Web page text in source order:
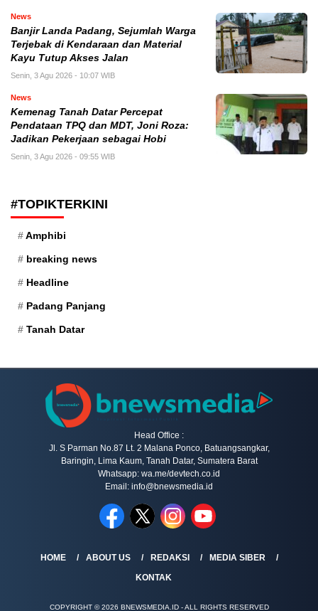
News
Banjir Landa Padang, Sejumlah Warga
Terjebak di Kendaraan dan Material
Kayu Tutup Akses Jalan
Senin, 3 Agu 2026 - 10:07 WIB
News
Kemenag Tanah Datar Percepat
Pendataan TPQ dan MDT, Joni Roza:
Jadikan Pekerjaan sebagai Hobi
Senin, 3 Agu 2026 - 09:55 WIB
#TOPIKTERKINI
Amphibi
breaking news
Headline
Padang Panjang
Tanah Datar
Head Office :
Jl. S Parman No.87 Lt. 2 Malana Ponco, Batuangsangkar,
Baringin, Lima Kaum, Tanah Datar, Sumatera Barat
Whatsapp: wa.me/devtech.co.id
Email: info@bnewsmedia.id
HOME ABOUT US REDAKSI
MEDIA SIBER
KONTAK
COPYRIGHT © 2026 BNEWSMEDIA.ID - ALL RIGHTS RESERVED